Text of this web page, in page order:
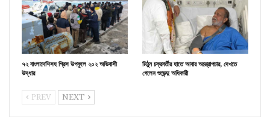
৭২ বাংলাদেশিসহ গ্রিস উপকূলে ২০২ অভিবাসী
উদ্ধার
মিঠুন চক্রবর্তীর হাতে আবার অস্ত্রোপচার, দেখতে
গেলেন শুভেন্দু অধিকারী
PREV NEXT